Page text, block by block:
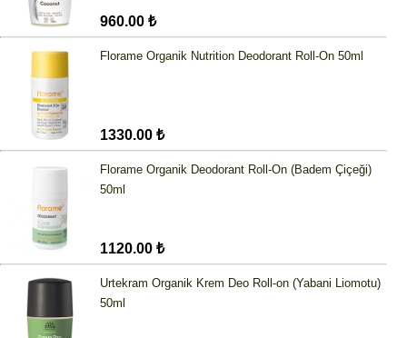
960.00 ₺
Florame Organik Nutrition Deodorant Roll-On 50ml
1330.00 ₺
Florame Organik Deodorant Roll-On (Badem Çiçeği)
50ml
1120.00 ₺
Urtekram Organik Krem Deo Roll-on (Yabani Liomotu)
50ml